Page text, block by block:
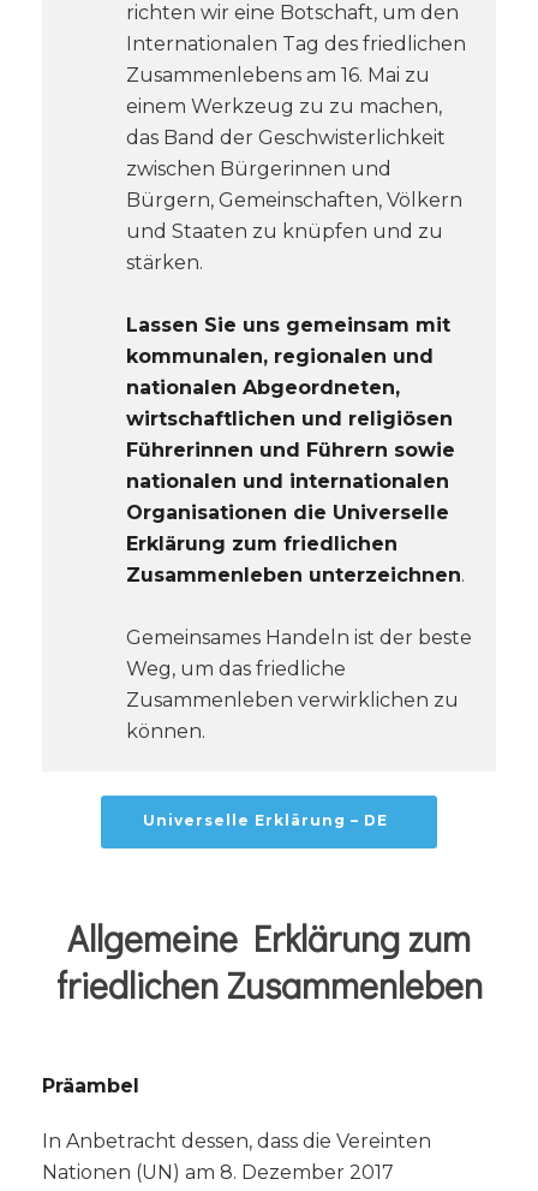
richten wir eine Botschaft, um den
Internationalen Tag des friedlichen
Zusammenlebens am 16. Mai zu
einem Werkzeug zu zu machen,
das Band der Geschwisterlichkeit
zwischen Bürgerinnen und
Bürgern, Gemeinschaften, Völkern
und Staaten zu knüpfen und zu
stärken.
Lassen Sie uns gemeinsam mit
kommunalen, regionalen und
nationalen Abgeordneten,
wirtschaftlichen und religiösen
Führerinnen und Führern sowie
nationalen und internationalen
Organisationen die Universelle
Erklärung zum friedlichen
Zusammenleben unterzeichnen.
Gemeinsames Handeln ist der beste
Weg, um das friedliche
Zusammenleben verwirklichen zu
können.
Universelle Erklärung – DE
Allgemeine Erklärung zum
friedlichen Zusammenleben
Präambel
In Anbetracht dessen, dass die Vereinten
Nationen (UN) am 8. Dezember 2017